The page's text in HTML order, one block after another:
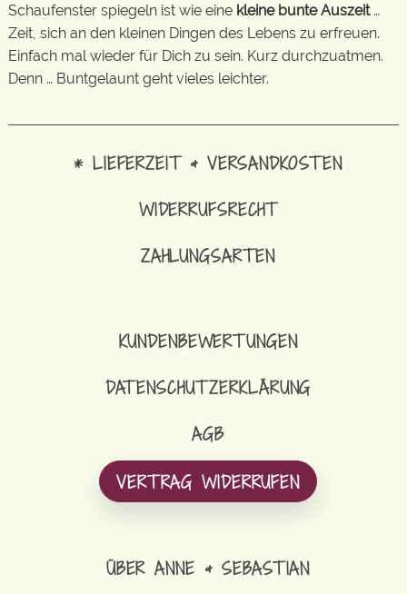
Schaufenster spiegeln ist wie eine kleine bunte Auszeit…
Zeit, sich an den kleinen Dingen des Lebens zu erfreuen.
Einfach mal wieder für Dich zu sein. Kurz durchzuatmen.
Denn … Buntgelaunt geht vieles leichter.
* LIEFERZEIT & VERSANDKOSTEN
WIDERRUFSRECHT
ZAHLUNGSARTEN
KUNDENBEWERTUNGEN
DATENSCHUTZERKLÄRUNG
AGB
VERTRAG WIDERRUFEN
ÜBER ANNE & SEBASTIAN